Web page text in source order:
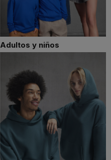
Adultos y niños